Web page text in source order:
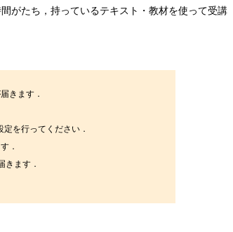
がたち，持っているテキスト・教材を使って受講
きます．
を行ってください．
．
きます．